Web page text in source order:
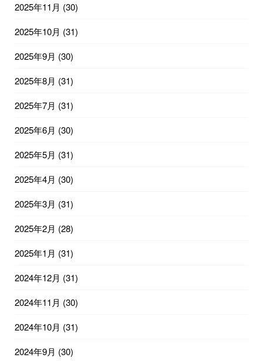
2025年11月 (30)
2025年10月 (31)
2025年9月 (30)
2025年8月 (31)
2025年7月 (31)
2025年6月 (30)
2025年5月 (31)
2025年4月 (30)
2025年3月 (31)
2025年2月 (28)
2025年1月 (31)
2024年12月 (31)
2024年11月 (30)
2024年10月 (31)
2024年9月 (30)